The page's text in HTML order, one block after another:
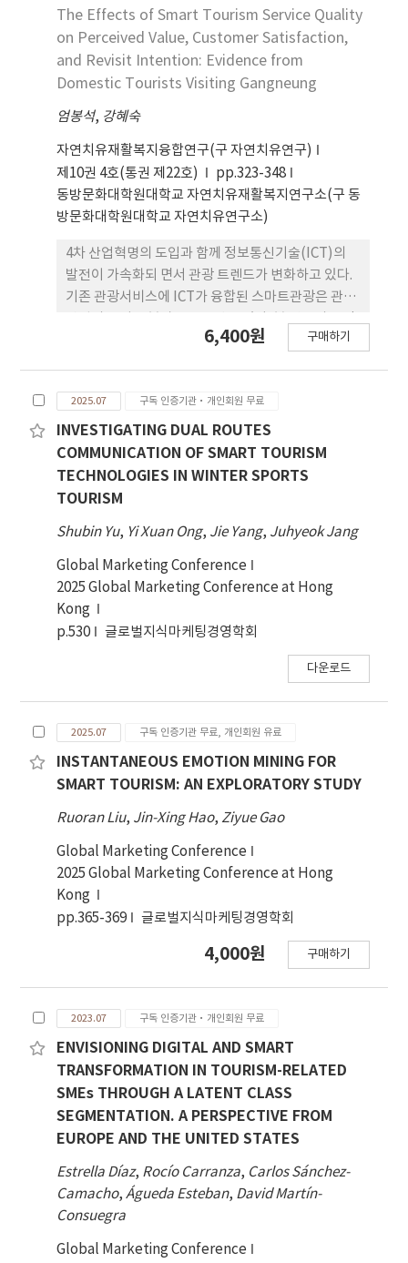
The Effects of Smart Tourism Service Quality
on Perceived Value, Customer Satisfaction,
and Revisit Intention: Evidence from
Domestic Tourists Visiting Gangneung
엄봉석, 강혜숙
자연치유재활복지융합연구(구 자연치유연구)
제10권 4호(통권 제22호)
pp.323-348
동방문화대학원대학교 자연치유재활복지연구소(구 동
방문화대학원대학교 자연치유연구소)
4차 산업혁명의 도입과 함께 정보통신기술(ICT)의
발전이 가속화되 면서 관광 트렌드가 변화하고 있다.
기존 관광서비스에 ICT가 융합된 스마트관광은 관광
은 스마트관광 서비스품질이 지각된 가치, 고객만족
4일까지 약 20일간 강릉을 방문한 국내관광객 중 강
릉 비거주자(강릉 거주자 제외)를 대상으로 진행되었
으며, 전문 조사 컨설 팅 기관을 통해 배포·수집하였
다. 최종적으로 확보된 유효 표본 500부 를 실증분석
에 활용하였다. 분석 결과, 첫째, 스마트관광 서비스
성, 신뢰성은 모두 지각된 가치에 유의한 정(+)의 영
향을 미쳤다. 둘째, 지각된 가치는 고객만족과 재방문
의도에 유의한 정(+)의 영향을 주었으며, 셋째, 고객
만족 역시 재 방문의도에 유의한 정(+)의 영향을 미치
는 것으로 나타났다. 이와 같은 결과는 한국형 스마트
제시함으로써, 연구의 학문적·실무적 기여도를 한
6,400원 구매하기
2025.07 구독 인증기관·개인회원 무료
INVESTIGATING DUAL ROUTES
COMMUNICATION OF SMART TOURISM
TECHNOLOGIES IN WINTER SPORTS
TOURISM
Shubin Yu, Yi Xuan Ong, Jie Yang, Juhyeok Jang
Global Marketing Conference
2025 Global Marketing Conference at Hong
Kong
p.530
글로벌지식마케팅경영학회
다운로드
2025.07 구독 인증기관 무료, 개인회원 유료
INSTANTANEOUS EMOTION MINING FOR
SMART TOURISM: AN EXPLORATORY STUDY
Ruoran Liu, Jin-Xing Hao, Ziyue Gao
Global Marketing Conference
2025 Global Marketing Conference at Hong
Kong
pp.365-369
글로벌지식마케팅경영학회
4,000원 구매하기
2023.07 구독 인증기관·개인회원 무료
ENVISIONING DIGITAL AND SMART
TRANSFORMATION IN TOURISM-RELATED
SMEs THROUGH A LATENT CLASS
SEGMENTATION. A PERSPECTIVE FROM
EUROPE AND THE UNITED STATES
Estrella Díaz, Rocío Carranza, Carlos Sánchez-
Camacho,Águeda Esteban, David Martín-
Consuegra
Global Marketing Conference